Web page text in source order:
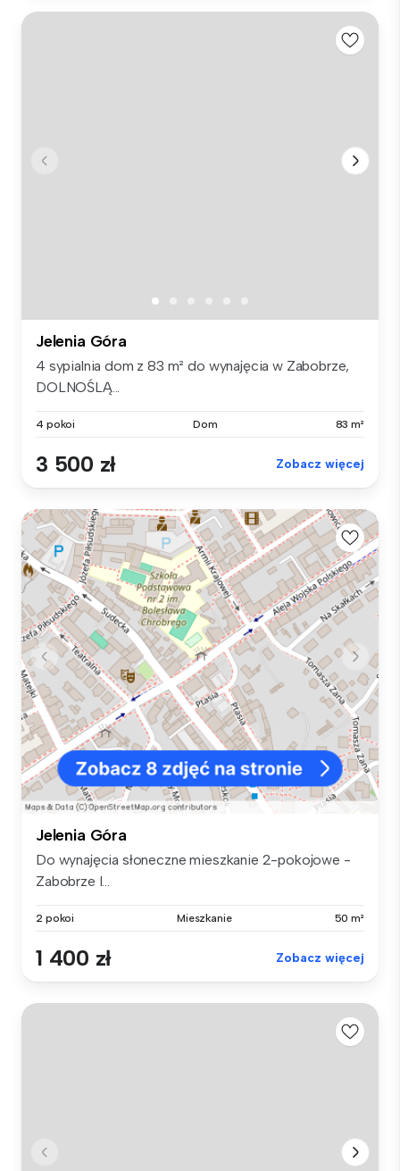
Jelenia Góra
4 sypialnia dom z 83 m² do wynajęcia w Zabobrze,
DOLNOŚLĄ...
4 pokoi Dom 83 m²
3 500 zł Zobacz więcej
Jelenia Góra
Do wynajęcia słoneczne mieszkanie 2-pokojowe -
Zabobrze I...
2 pokoi Mieszkanie 50 m²
1 400 zł Zobacz więcej